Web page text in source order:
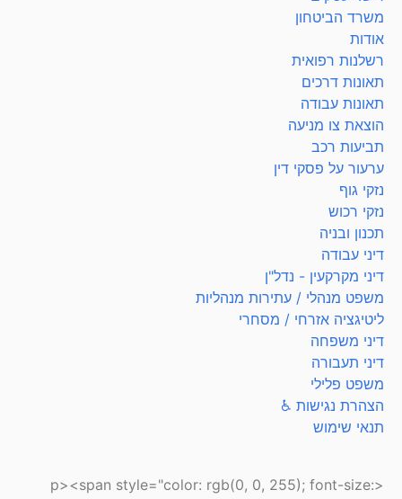
משרד הביטחון
אודות
רשלנות רפואית
תאונות דרכים
תאונות עבודה
הוצאת צו מניעה
תביעות רכב
ערעור על פסקי דין
נזקי גוף
נזקי רכוש
תכנון ובניה
דיני עבודה
דיני מקרקעין - נדל"ן
משפט מנהלי / עתירות מנהליות
ליטיגציה אזרחי / מסחרי
דיני משפחה
דיני תעבורה
משפט פלילי
הצהרת נגישות ♿
תנאי שימוש
<p><span style="color: rgb(0, 0, 255); font-size: